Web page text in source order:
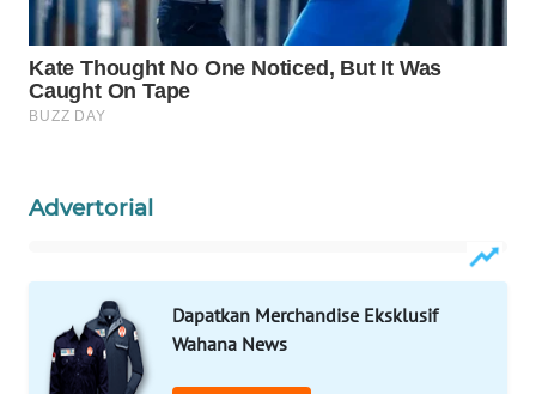
Advertorial
Dapatkan Merchandise Eksklusif
Wahana News
WAHANA
INFRASTRUKTUR
WAHANA
TRAVEL